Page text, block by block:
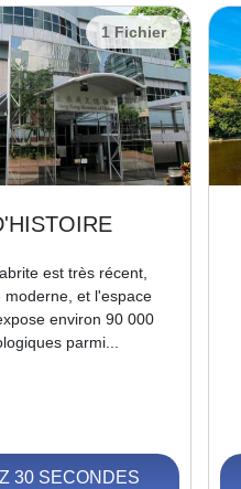
1 Fichier
est très récent,
moderne, et l'espace
environ 90 000
parmi...
30 SECONDES